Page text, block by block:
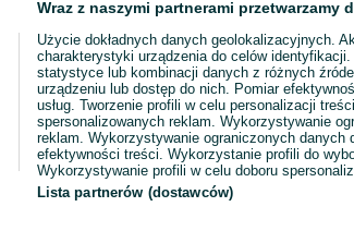
Wraz z naszymi partnerami przetwarzamy
Użycie dokładnych danych geolokalizacyjnych.
charakterystyki urządzenia do celów
statystyce lub kombinacji danych z różnych
urządzeniu lub dostęp do nich. Pomiar
usług. Tworzenie profili w celu personalizacji
spersonalizowanych reklam. Wykorzystywanie
reklam. Wykorzystywanie ograniczonych danych
efektywności treści. Wykorzystanie profili do
Wykorzystywanie profili w celu doboru
Lista partnerów (dostawców)